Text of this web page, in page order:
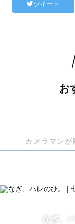
ツイート
お
カメラマンが
なぎ、